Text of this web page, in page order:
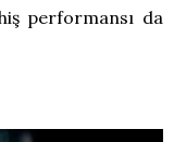
performansı da